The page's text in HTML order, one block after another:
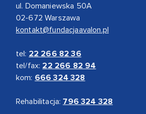
ul. Domaniewska 50A
02-672 Warszawa
kontakt@fundacjaavalon.pl
tel: 22 266 82 36
tel/fax: 22 266 82 94
kom: 666 324 328
Rehabilitacja: 796 324 328